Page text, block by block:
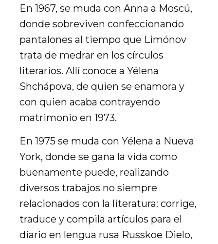
En 1967, se muda con Anna a Moscú,
donde sobreviven confeccionando
pantalones al tiempo que Limónov
trata de medrar en los círculos
literarios. Allí conoce a Yélena
Shchápova, de quien se enamora y
con quien acaba contrayendo
matrimonio en 1973.
En 1975 se muda con Yélena a Nueva
York, donde se gana la vida como
buenamente puede, realizando
diversos trabajos no siempre
relacionados con la literatura: corrige,
traduce y compila artículos para el
diario en lengua rusa Russkoe Dielo,